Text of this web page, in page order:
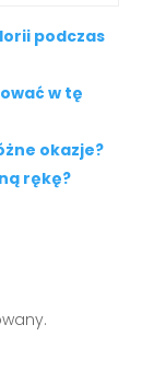
podczas
w tę
okazje?
rękę?